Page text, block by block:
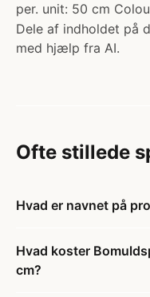
per. unit: 50 cm
Dele af indholdet på
med hjælp fra AI.
Ofte stillede
Hvad er navnet på
Hvad koster
cm?